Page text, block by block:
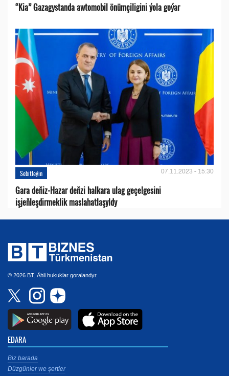
“Kia” Gazagystanda awtomobil önümçiligini ýola goýar
Sebitleýin 07.11.2023 - 15:30
Gara deňiz-Hazar deňzi halkara ulag geçelgesini
işjeňleşdirmeklik maslahatlaşyldy
© 2026 BT. Ähli hukuklar goralandyr.
EDARA
Biz barada
Düzgünler we şertler